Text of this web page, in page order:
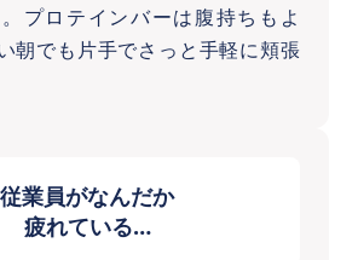
プロテインバーは腹持ちもよ
朝でも片手でさっと手軽に頬張
従業員がなんだか
疲れている…